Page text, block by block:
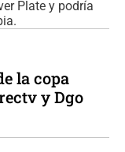
Plate y podría
la copa
y Dgo